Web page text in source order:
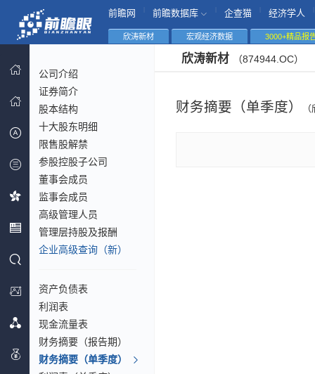
前瞻网 前瞻数据库 企查猫 经济学人
欣涛新材 宏观经济数据 3000+精品报
公司介绍
证券简介
股本结构
十大股东明细
限售股解禁
参股控股子公司
董事会成员
监事会成员
高级管理人员
管理层持股及报酬
企业高级查询（新）
资产负债表
利润表
现金流量表
财务摘要（报告期）
财务摘要（单季度）
欣涛新材 （874944.OC）
财务摘要（单季度）